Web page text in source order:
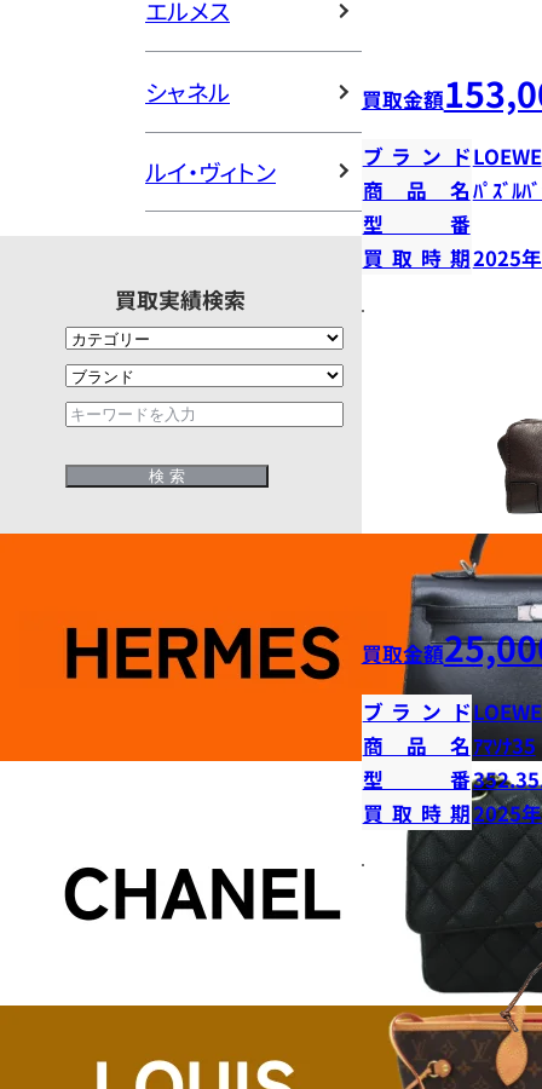
エルメス
シャネル
ルイ・ヴィトン
買取実績検索
買取金額
ブランドLOEWE
商品名ﾊﾟｽﾞﾙﾊ
型番
買取時期2025
買取金額
ブランドLOEWE
商品名 ｱﾏｿﾅ35
型番
買取時期2025